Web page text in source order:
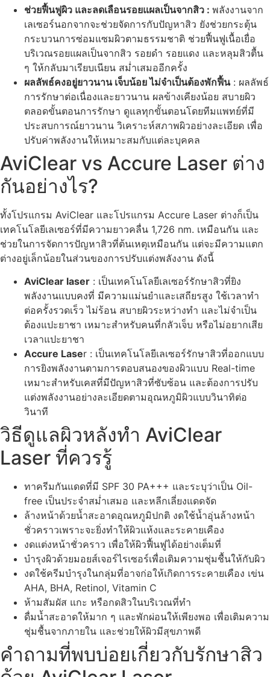
ช่วยฟื้นฟูผิว และลดเลือนรอยแผลเป็นจากสิว : พลังงานจาก
เลเซอร์นอกจากจะช่วยจัดการกับปัญหาสิว ยังช่วยกระตุ้น
กระบวนการซ่อมแซมผิวตามธรรมชาติ ช่วยฟื้นฟูเนื้อเยื่อ
บริเวณรอยแผลเป็นจากสิว รอยดำ รอยแดง และหลุมสิวตื้น
ๆ ให้กลับมาเรียบเนียน สม่ำเสมออีกครั้ง
ผลลัพธ์คงอยู่ยาวนาน เจ็บน้อย ไม่จำเป็นต้องพักฟื้น: ผลลัพธ์
การรักษาต่อเนื่องและยาวนาน ผลข้างเคียงน้อย สบายผิว
ตลอดขั้นตอนการรักษา ดูแลทุกขั้นตอนโดยทีมแพทย์ที่มี
ประสบการณ์ยาวนาน วิเคราะห์สภาพผิวอย่างละเอียด เพื่อ
ปรับค่าพลังงานให้เหมาะสมกับแต่ละบุคคล
AviClear vs Accure Laser ต่าง
กันอย่างไร?
ทั้งโปรแกรม AviClear และโปรแกรม Accure Laser ต่างก็เป็น
เทคโนโลยีเลเซอร์ที่มีความยาวคลื่น 1,726 nm. เหมือนกัน และ
ช่วยในการจัดการปัญหาสิวที่ต้นเหตุเหมือนกัน แต่จะมีความแตก
ต่างอยู่เล็กน้อยในส่วนของการปรับแต่งพลังงาน ดังนี้
AviClear laser : เป็นเทคโนโลยีเลเซอร์รักษาสิวที่ยิง
พลังงานแบบคงที่ มีความแม่นยำและเสถียรสูง ใช้เวลาทำ
ต่อครั้งรวดเร็ว ไม่ร้อน สบายผิวระหว่างทำ และไม่จำเป็น
ต้องแปะยาชา เหมาะสำหรับคนที่กลัวเจ็บ หรือไม่อยากเสีย
เวลาแปะยาชา
Accure Laser : เป็นเทคโนโลยีเลเซอร์รักษาสิวที่ออกแบบ
การยิงพลังงานตามการตอบสนองของผิวแบบ Real-time
เหมาะสำหรับเคสที่มีปัญหาสิวที่ซับซ้อน และต้องการปรับ
แต่งพลังงานอย่างละเอียดตามอุณหภูมิผิวแบบวินาทิต่อ
วินาที
วิธีดูแลผิวหลังทำ AviClear
Laser ที่ควรรู้
ทาครีมกันแดดที่มี SPF 30 PA+++ และระบุว่าเป็น Oil-
free เป็นประจำสม่ำเสมอ และหลีกเลี่ยงแดดจัด
ล้างหน้าด้วยน้ำสะอาดอุณหภูมิปกติ งดใช้น้ำอุ่นล้างหน้า
ชั่วคราวเพราะจะยิ่งทำให้ผิวแห้งและระคายเคือง
งดแต่งหน้าชั่วคราว เพื่อให้ผิวฟื้นฟูได้อย่างเต็มที่
บำรุงผิวด้วยมอยส์เจอร์ไรเซอร์เพื่อเติมความชุ่มชื้นให้กับผิว
งดใช้ครีมบำรุงในกลุ่มที่อาจก่อให้เกิดการระคายเคือง เข่น
AHA, BHA, Retinol, Vitamin C
ห้ามสัมผัส แกะ หรือกดสิวในบริเวณที่ทำ
ดื่มน้ำสะอาดให้มาก ๆ และพักผ่อนให้เพียงพอ เพื่อเติมความ
ชุ่มชื้นจากภายใน และช่วยให้ผิวมีสุขภาพดี
คำถามที่พบบ่อยเกี่ยวกับรักษาสิว